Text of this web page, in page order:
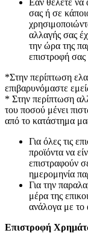
σας ή σε
αλλαγής σας
την ώρα της
επιστροφή σας
*Στην περίπτωση
επιβαρυνόμαστε
* Στην περίπτωση
του ποσού μένει
από το κατάστημα
Για όλες τις
προϊόντα να
επιστραφούν
ημερομηνία
Για την
μέρα της
ανάλογα με το
Επιστροφή